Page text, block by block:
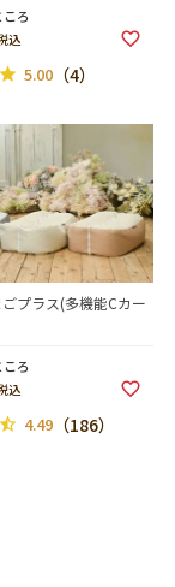
ろ
込
5.00 （4）
プラス(多機能Cカー
ろ
込
4.49 （186）